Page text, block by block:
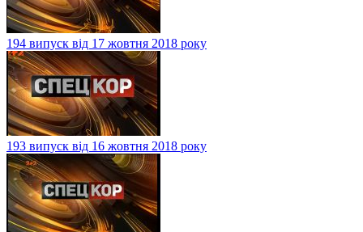
194 випуск від 17 жовтня 2018 року
193 випуск від 16 жовтня 2018 року